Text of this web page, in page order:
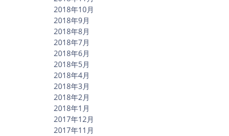
2018年10月
2018年9月
2018年8月
2018年7月
2018年6月
2018年5月
2018年4月
2018年3月
2018年2月
2018年1月
2017年12月
2017年11月